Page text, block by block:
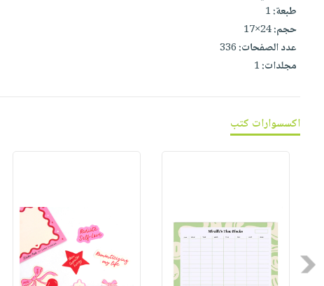
صابون
أطفال
مناسبات
فيديوهات
أسئلة
يتكرر
طرحها
خدمات
وفرات
انشر
عربة
التسوق
نشرة
الإصدارات
طبعة:1
حجم:24×17
عدد الصفحات:336
مجلدات:1
اكسسوارات كتب
Previous